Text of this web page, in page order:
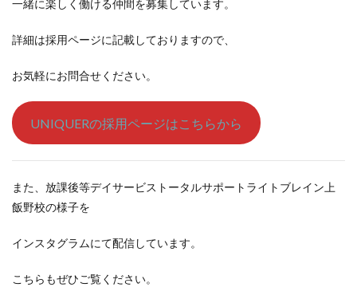
一緒に楽しく働ける仲間を募集しています。
詳細は採用ページに記載しておりますので、
お気軽にお問合せください。
UNIQUERの採用ページはこちらから
また、放課後等デイサービストータルサポートライトブレイン上
飯野校の様子を
インスタグラムにて配信しています。
こちらもぜひご覧ください。